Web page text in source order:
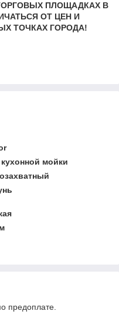
ПЛОЩАДКАХ В
ОТ ЦЕН И
ТОЧКАХ ГОРОДА!
мойки
предоплате.